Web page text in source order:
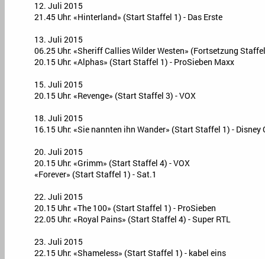
12. Juli 2015
21.45 Uhr: «Hinterland» (Start Staffel 1) - Das Erste
13. Juli 2015
06.25 Uhr: «Sheriff Callies Wilder Westen» (Fortsetzung
20.15 Uhr: «Alphas» (Start Staffel 1) - ProSieben Maxx
15. Juli 2015
20.15 Uhr: «Revenge» (Start Staffel 3) - VOX
18. Juli 2015
16.15 Uhr: «Sie nannten ihn Wander» (Start Staffel 1) - Disney
20. Juli 2015
20.15 Uhr: «Grimm» (Start Staffel 4) - VOX
«Forever» (Start Staffel 1) - Sat.1
22. Juli 2015
20.15 Uhr: «The 100» (Start Staffel 1) - ProSieben
22.05 Uhr: «Royal Pains» (Start Staffel 4) - Super RTL
23. Juli 2015
22.15 Uhr: «Shameless» (Start Staffel 1) - kabel eins